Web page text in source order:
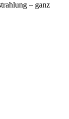
– ganz